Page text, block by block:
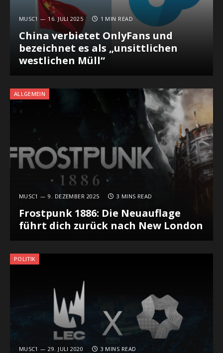
MUSC1 16. JULI 2025 1 MIN READ
China verbietet OnlyFans und
bezeichnet es als „unsittlichen
westlichen Müll“
ALLGEMEIN
MUSC1 9. DEZEMBER 2025 3 MINS READ
Frostpunk 1886: Die Neuauflage
führt dich zurück nach New London
POLITIK
MUSC1 29. JULI 2020 3 MINS READ